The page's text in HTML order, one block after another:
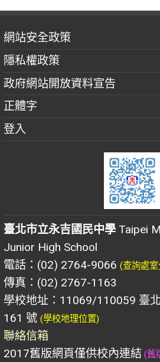
網站安全政策
隱私權政策
政府網站開放資料宣告
正體字
登入
臺北市立永吉國民中學 Taipei
Junior High School
電話：(02) 2764-9066 (查詢處室
傳真：(02) 2767-1163
學校地址：11069/110059 臺
161 號 (學校地理位置)
聯絡信箱
2017舊版網頁僅供校內連結 (舊